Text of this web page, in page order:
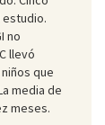
no
llevó
que
media de
meses.